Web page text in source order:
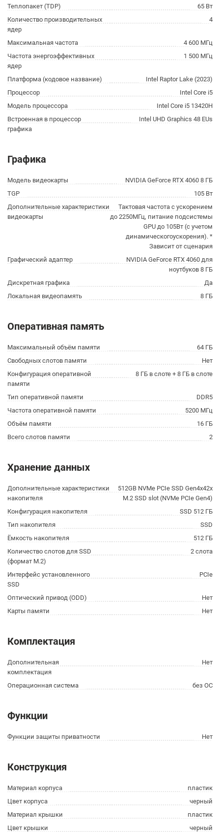
Теплопакет (TDP)
65 Вт
Количество производительных
ядер
4
Максимальная частота
4 600 МГц
Частота энергоэффективных
ядер
1 500 МГц
Платформа (кодовое название)
Intel Raptor Lake (2023)
Процессор
Intel Core i5
Модель процессора
Intel Core i5 13420H
Встроенная в процессор
графика
Intel UHD Graphics 48 EUs
Графика
Модель видеокарты
NVIDIA GeForce RTX 4060 8 ГБ
TGP
105 Вт
Дополнительные характеристики
видеокарты
Тактовая частота с ускорением
до 2250МГц, питание подсистемы
GPU до 105Вт (с учетом
динамическогоускорения). *
Зависит от сценария
Графический адаптер
NVIDIA GeForce RTX 4060 для
ноутбуков 8 ГБ
Дискретная графика
Да
Локальная видеопамять
8 ГБ
Оперативная память
Максимальный объём памяти
64 ГБ
Свободных слотов памяти
Нет
Конфигурация оперативной
памяти
8 ГБ в слоте + 8 ГБ в слоте
Тип оперативной памяти
DDR5
Частота оперативной памяти
5200 МГц
Объём памяти
16 ГБ
Всего слотов памяти
2
Хранение данных
Дополнительные характеристики
накопителя
512GB NVMe PCIe SSD Gen4x42x
M.2 SSD slot (NVMe PCIe Gen4)
Конфигурация накопителя
SSD 512 ГБ
Тип накопителя
SSD
Ёмкость накопителя
512 ГБ
Количество слотов для SSD
(формат M.2)
2 слота
Интерфейс установленного
SSD
PCIe
Оптический привод (ODD)
Нет
Карты памяти
Нет
Комплектация
Дополнительная
комплектация
Нет
Операционная система без ОС
Функции
Функции защиты приватности Нет
Конструкция
Материал корпуса
пластик
Цвет корпуса
черный
Материал крышки
пластик
Цвет крышки
черный